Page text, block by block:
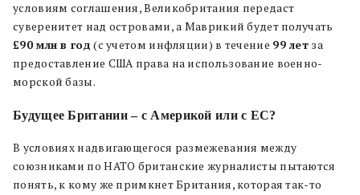
условиям соглашения, Великобритания передаст
суверенитет над островами, а Маврикий будет получать
£90 млн в год (с учетом инфляции) в течение 99 лет за
предоставление США права на использование военно-
морской базы.
Будущее Британии – с Америкой или с ЕС?
В условиях надвигающегося размежевания между
союзниками по НАТО британские журналисты пытаются
понять, к кому же примкнет Британия, которая так-то